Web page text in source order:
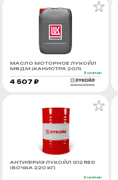
МАСЛО МОТОРНОЕ ЛУКОЙЛ
М8ДМ (КАНИСТРА 20Л)
В наличии
4 507 ₽
АНТИФРИЗ ЛУКОЙЛ G12 RED
(БОЧКА 220 КГ)
В наличии